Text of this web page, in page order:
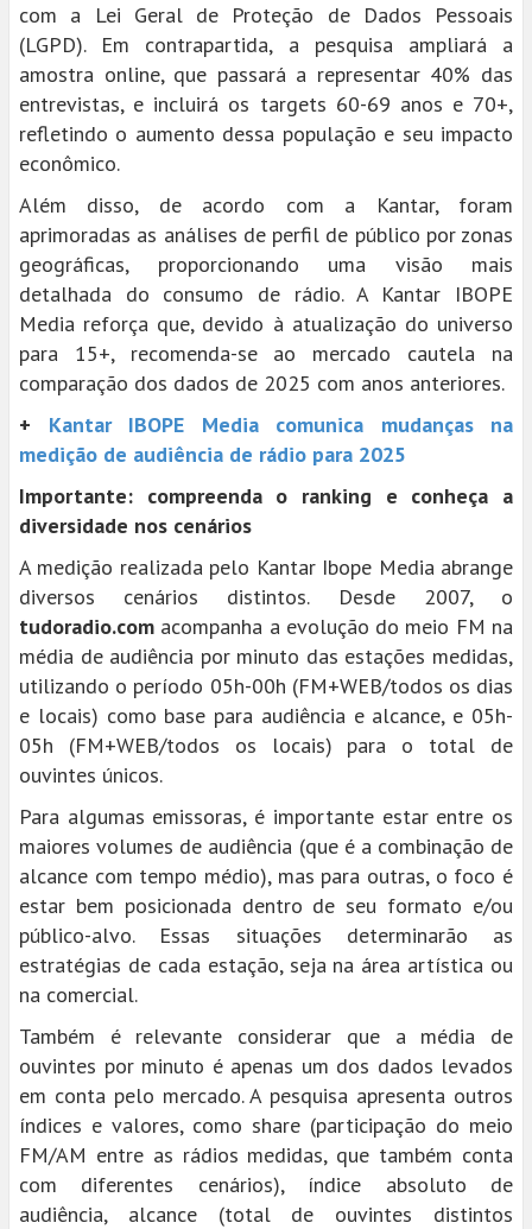
com a Lei Geral de Proteção de Dados Pessoais
(LGPD). Em contrapartida, a pesquisa ampliará a
amostra online, que passará a representar 40% das
entrevistas, e incluirá os targets 60-69 anos e 70+,
refletindo o aumento dessa população e seu impacto
econômico.
Além disso, de acordo com a Kantar, foram
aprimoradas as análises de perfil de público por zonas
geográficas, proporcionando uma visão mais
detalhada do consumo de rádio. A Kantar IBOPE
Media reforça que, devido à atualização do universo
para 15+, recomenda-se ao mercado cautela na
comparação dos dados de 2025 com anos anteriores.
+ Kantar IBOPE Media comunica mudanças na
medição de audiência de rádio para 2025
Importante: compreenda o ranking e conheça a
diversidade nos cenários
A medição realizada pelo Kantar Ibope Media abrange
diversos cenários distintos. Desde 2007, o
tudoradio.com acompanha a evolução do meio FM na
média de audiência por minuto das estações medidas,
utilizando o período 05h-00h (FM+WEB/todos os dias
e locais) como base para audiência e alcance, e 05h-
05h (FM+WEB/todos os locais) para o total de
ouvintes únicos.
Para algumas emissoras, é importante estar entre os
maiores volumes de audiência (que é a combinação de
alcance com tempo médio), mas para outras, o foco é
estar bem posicionada dentro de seu formato e/ou
público-alvo. Essas situações determinarão as
estratégias de cada estação, seja na área artística ou
na comercial.
Também é relevante considerar que a média de
ouvintes por minuto é apenas um dos dados levados
em conta pelo mercado. A pesquisa apresenta outros
índices e valores, como share (participação do meio
FM/AM entre as rádios medidas, que também conta
com diferentes cenários), índice absoluto de
audiência, alcance (total de ouvintes distintos